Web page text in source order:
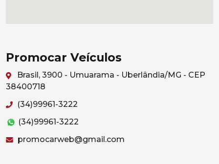
Promocar Veículos
Brasil, 3900 - Umuarama - Uberlândia/MG - CEP
38400718
(34)99961-3222
(34)99961-3222
promocarweb@gmail.com